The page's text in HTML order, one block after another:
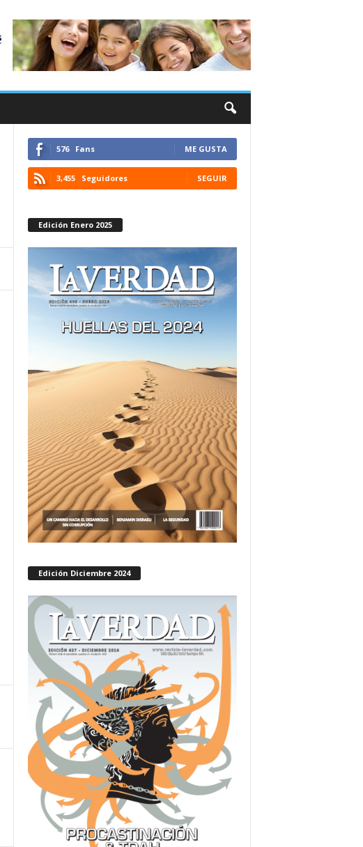
576 Fans ME GUSTA
3,455 Seguidores SEGUIR
Edición Enero 2025
Edición Diciembre 2024